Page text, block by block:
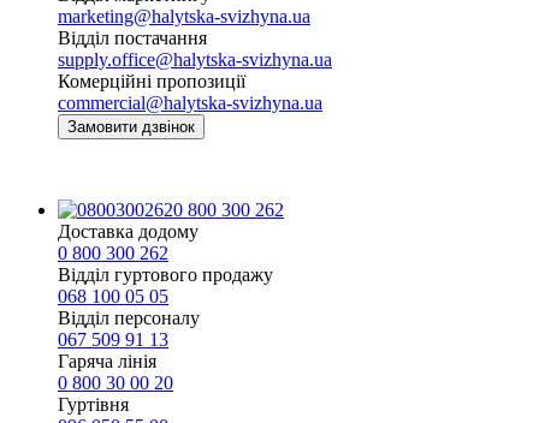
marketing@halytska-svizhyna.ua
Відділ постачання
supply.office@halytska-svizhyna.ua
Комерційні пропозиції
commercial@halytska-svizhyna.ua
Замовити дзвінок
0 800 300 262
Доставка додому
0 800 300 262
Відділ гуртового продажу
068 100 05 05​
Відділ персоналу
067 509 91 13
Гаряча лінія
0 800 30 00 20
Гуртівня